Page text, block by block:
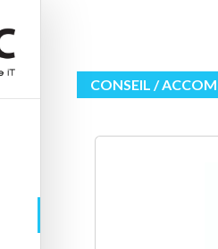
CONSEIL /